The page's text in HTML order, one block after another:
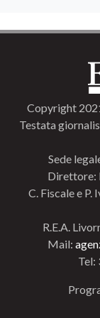
Copyright
Testata
Sede
Direttore:
C. Fiscale e
R.E.A.
Mail:
Tel: